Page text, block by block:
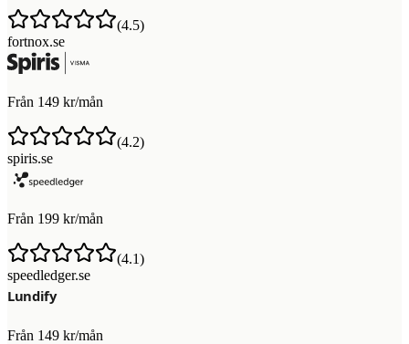
(4.5)
fortnox.se
Från 149 kr/mån
(4.2)
spiris.se
Från 199 kr/mån
(4.1)
speedledger.se
Från 149 kr/mån